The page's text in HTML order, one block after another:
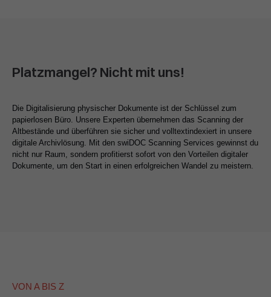
Platzmangel? Nicht mit uns!
Die Digitalisierung physischer Dokumente ist der Schlüssel zum
papierlosen Büro. Unsere Experten übernehmen das Scanning der
Altbestände und überführen sie sicher und volltextindexiert in unsere
digitale Archivlösung. Mit den swiDOC Scanning Services gewinnst du
nicht nur Raum, sondern profitierst sofort von den Vorteilen digitaler
Dokumente, um den Start in einen erfolgreichen Wandel zu meistern.
VON A BIS Z